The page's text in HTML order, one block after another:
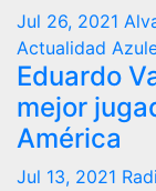
Jul 26, 2021
Actualidad
Eduardo
mejor
América
Jul 13, 2021